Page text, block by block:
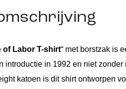
of Labor T-shirt“ met borstzak is
introductie in 1992 en niet zonder
katoen is dit shirt ontworpen